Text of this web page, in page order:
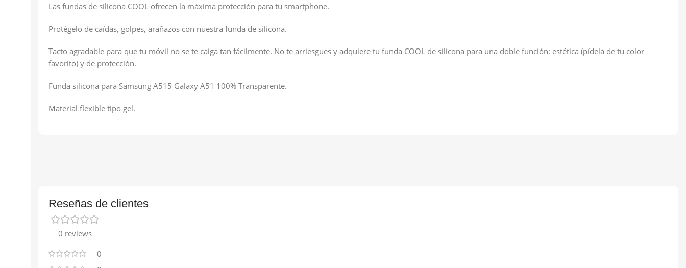
Las fundas de silicona COOL ofrecen la máxima protección para tu smartphone.
Protégelo de caídas, golpes, arañazos con nuestra funda de silicona.
Tacto agradable para que tu móvil no se te caiga tan fácilmente. No te arriesgues y adquiere tu funda COOL de silicona para una doble función: estética (pídela de tu color
favorito) y de protección.
Funda silicona para Samsung A515 Galaxy A51 100% Transparente.
Material flexible tipo gel.
Reseñas de clientes
0 reviews
0